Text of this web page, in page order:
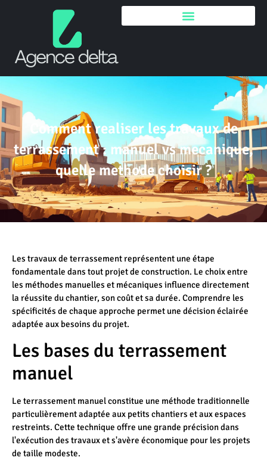
Comment realiser les travaux de
terrassement : manuel vs mecanique,
quelle methode choisir ?
Les travaux de terrassement représentent une étape
fondamentale dans tout projet de construction. Le choix entre
les méthodes manuelles et mécaniques influence directement
la réussite du chantier, son coût et sa durée. Comprendre les
spécificités de chaque approche permet une décision éclairée
adaptée aux besoins du projet.
Les bases du terrassement
manuel
Le terrassement manuel constitue une méthode traditionnelle
particulièrement adaptée aux petits chantiers et aux espaces
restreints. Cette technique offre une grande précision dans
l'exécution des travaux et s'avère économique pour les projets
de taille modeste.